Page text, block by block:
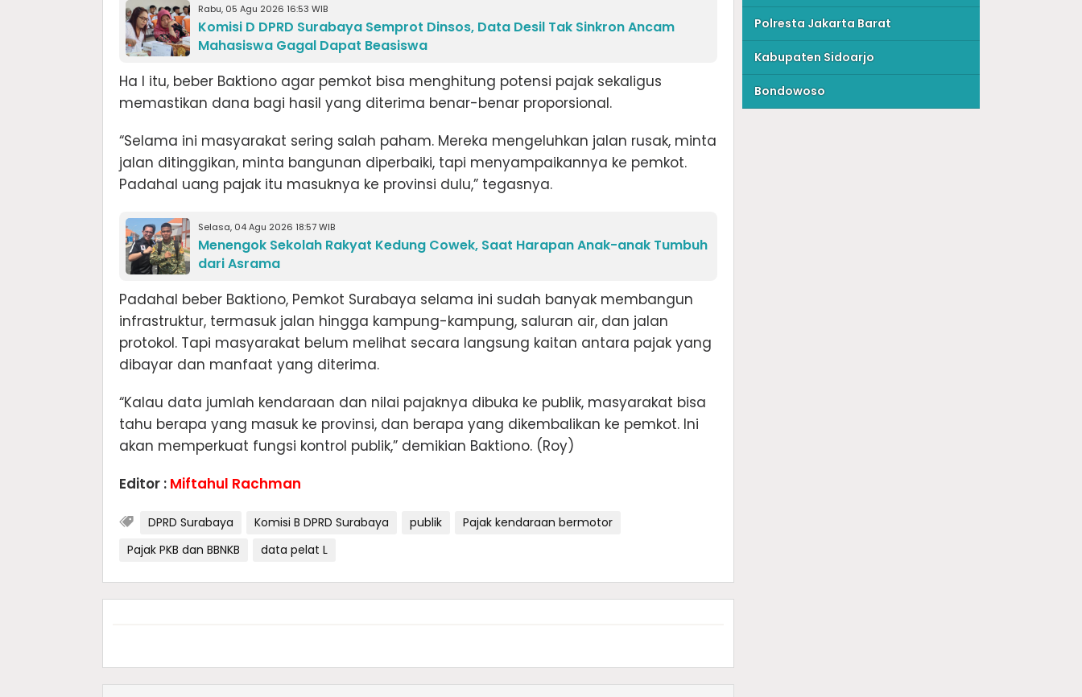
Rabu, 05 Agu 2026 16:53 WIB
Komisi D DPRD Surabaya Semprot Dinsos, Data Desil Tak Sinkron Ancam
Mahasiswa Gagal Dapat Beasiswa
Ha l itu, beber Baktiono agar pemkot bisa menghitung potensi pajak sekaligus
memastikan dana bagi hasil yang diterima benar-benar proporsional.
“Selama ini masyarakat sering salah paham. Mereka mengeluhkan jalan rusak, minta
jalan ditinggikan, minta bangunan diperbaiki, tapi menyampaikannya ke pemkot.
Padahal uang pajak itu masuknya ke provinsi dulu,” tegasnya.
Selasa, 04 Agu 2026 18:57 WIB
Menengok Sekolah Rakyat Kedung Cowek, Saat Harapan Anak-anak Tumbuh
dari Asrama
Padahal beber Baktiono, Pemkot Surabaya selama ini sudah banyak membangun
infrastruktur, termasuk jalan hingga kampung-kampung, saluran air, dan jalan
protokol. Tapi masyarakat belum melihat secara langsung kaitan antara pajak yang
dibayar dan manfaat yang diterima.
“Kalau data jumlah kendaraan dan nilai pajaknya dibuka ke publik, masyarakat bisa
tahu berapa yang masuk ke provinsi, dan berapa yang dikembalikan ke pemkot. Ini
akan memperkuat fungsi kontrol publik,” demikian Baktiono. (Roy)
Editor : Miftahul Rachman
DPRD Surabaya Komisi B DPRD Surabaya publik
Pajak kendaraan bermotor
Pajak PKB dan BBNKB
data pelat L
Polresta Jakarta Barat
Kabupaten Sidoarjo
Bondowoso